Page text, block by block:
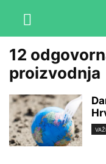
12
proizvodnja